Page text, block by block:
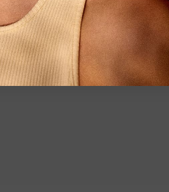
Besoin d'aide ?
Vous pouvez nous contacter par mail
contact@caillou-paris.fr ou par
téléphone 01 77 69 65 70.